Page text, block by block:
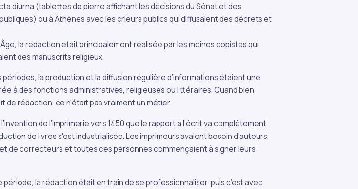
diurna (tablettes de pierre affichant les décisions du Sénat et des
ou à Athènes avec les crieurs publics qui diffusaient des décrets et
la rédaction était principalement réalisée par les moines copistes qui
des manuscrits religieux.
périodes, la production et la diffusion régulière d’informations étaient une
à des fonctions administratives, religieuses ou littéraires. Quand bien
de rédaction, ce n'était pas vraiment un métier.
de l’imprimerie vers 1450 que le rapport à l’écrit va complètement
de livres s'est industrialisée. Les imprimeurs avaient besoin d’auteurs,
de correcteurs et toutes ces personnes commençaient à signer leurs
la rédaction était en train de se professionnaliser, puis c’est avec